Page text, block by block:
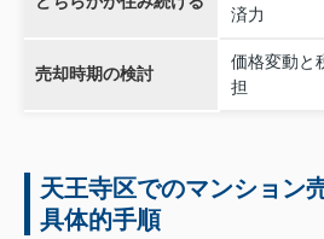
済力
売却時期の検討
価格変動と
担
天王寺区でのマンション
具体的手順